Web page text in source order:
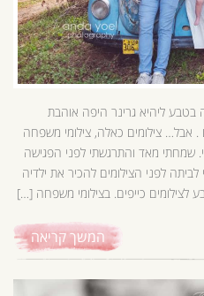
בטבע ליהיא גרינר היפה אוהבת
אבל… צילומים כאלה, צילומי משפחה
שמחתי מאד והתרגשתי לפני הפגישה
לפני הצילומים להכיר את ילדיה
לצילומים כייפים. בצילומי משפחה […]
המשך קריאה